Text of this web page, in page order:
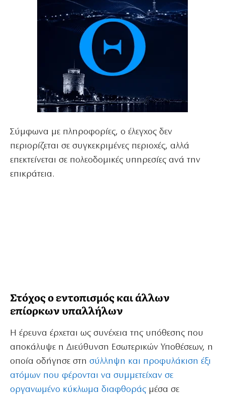
Σύμφωνα με πληροφορίες, ο έλεγχος δεν
περιορίζεται σε συγκεκριμένες περιοχές, αλλά
επεκτείνεται σε πολεοδομικές υπηρεσίες ανά την
επικράτεια.
Στόχος ο εντοπισμός και άλλων
επίορκων υπαλλήλων
Η έρευνα έρχεται ως συνέχεια της υπόθεσης που
αποκάλυψε η Διεύθυνση Εσωτερικών Υποθέσεων, η
οποία οδήγησε στη σύλληψη και προφυλάκιση έξι
ατόμων που φέρονται να συμμετείχαν σε
οργανωμένο κύκλωμα διαφθοράςμέσα σε